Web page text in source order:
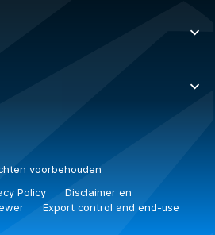
voorbehouden
Policy
Disclaimer en
Export control and end-use